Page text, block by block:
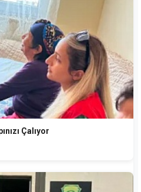
Çalıyor